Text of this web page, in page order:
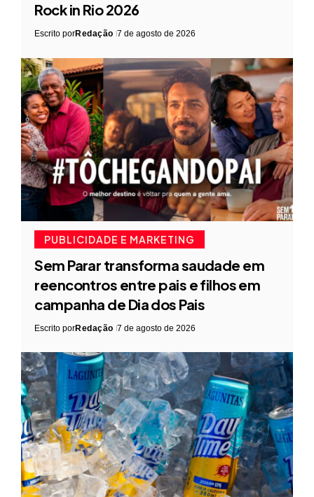
Rock in Rio 2026
Escrito porRedação 7 de agosto de 2026
PUBLICIDADE E MARKETING
Sem Parar transforma saudade em
reencontros entre pais e filhos em
campanha de Dia dos Pais
Escrito porRedação 7 de agosto de 2026